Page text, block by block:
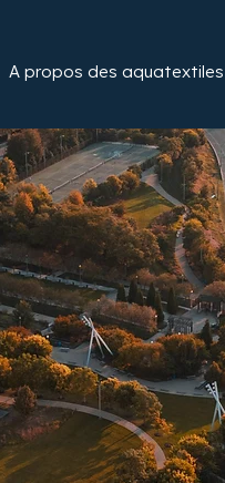
A propos des aquatextiles​